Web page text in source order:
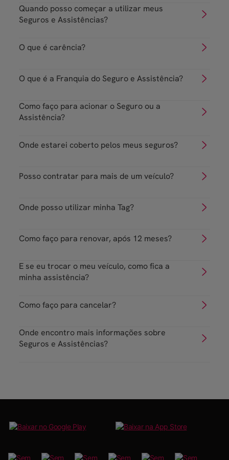
Quando posso começar a utilizar meus
Seguros e Assistências?
O que é carência?
O que é a Franquia do Seguro e Assistência?
Como faço para acionar o Seguro ou a
Assistência?
Onde estarei coberto pelos meus seguros?
Posso contratar para mais de um veículo?
Onde posso utilizar minha Tag?
Como faço para renovar, após 12 meses?
E se eu trocar o meu veículo, como fica a
minha assistência?
Como faço para cancelar?
Onde encontro mais informações sobre
Seguros e Assistências?